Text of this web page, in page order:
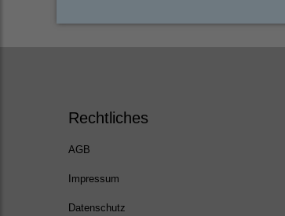
Rechtliches
AGB
Impressum
Datenschutz